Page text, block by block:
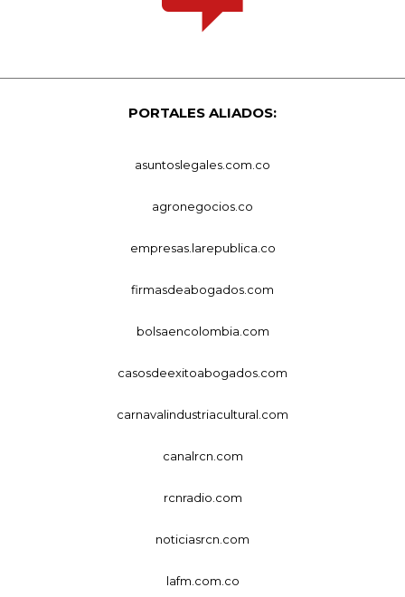
PORTALES ALIADOS:
asuntoslegales.com.co
agronegocios.co
empresas.larepublica.co
firmasdeabogados.com
bolsaencolombia.com
casosdeexitoabogados.com
carnavalindustriacultural.com
canalrcn.com
rcnradio.com
noticiasrcn.com
lafm.com.co